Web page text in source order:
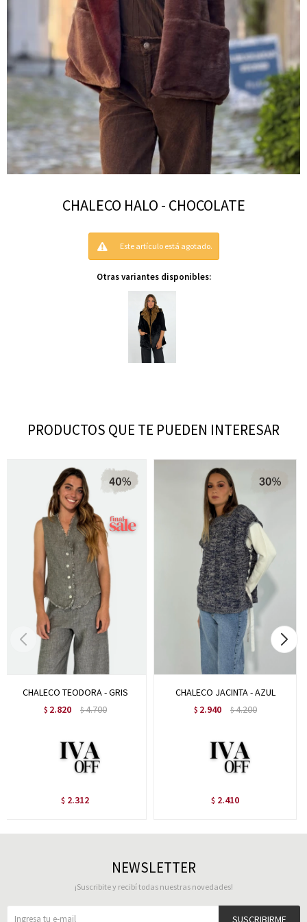
CHALECO HALO - CHOCOLATE
Este artículo está agotado.
Otras variantes disponibles:
PRODUCTOS QUE TE PUEDEN INTERESAR
CHALECO TEODORA - GRIS
$ 2.820 $4.700
$ 2.312
CHALECO JACINTA - AZUL
$ 2.940 $4.200
$ 2.410
NEWSLETTER
¡Suscribite y recibí todas nuestras novedades!
SUSCRIBIRME